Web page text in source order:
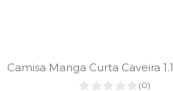
Camisa Manga Curta Caveira 1.1
(0)